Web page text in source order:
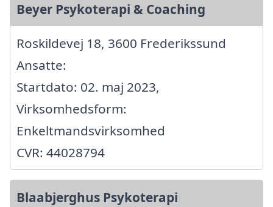
Beyer Psykoterapi & Coaching
Roskildevej 18, 3600 Frederikssund
Ansatte:
Startdato: 02. maj 2023,
Virksomhedsform:
Enkeltmandsvirksomhed
CVR: 44028794
Blaabjerghus Psykoterapi